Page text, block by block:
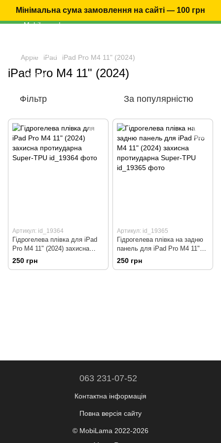
Мінімальна сума замовлення на сайті — 100 грн
Apple iPad iPad Pro M4 11" (2024)
iPad Pro M4 11" (2024)
Фільтр За популярністю
Артикул: id_19364
Гідрогелева плівка для iPad
Pro M4 11" (2024) захисна
протиударна Super-TPU
250 грн
Артикул: id_19365
Гідрогелева плівка на задню
панель для iPad Pro M4 11"
(2024) захисна протиударна
Super-TPU
250 грн
063 231-07-52
Контактна інформація
Повна версія сайту
© MobiLama 2022-2026